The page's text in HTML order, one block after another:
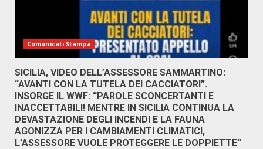
Comunicati Stampa
SICILIA, VIDEO DELL’ASSESSORE SAMMARTINO:
“AVANTI CON LA TUTELA DEI CACCIATORI”.
INSORGE IL WWF: “PAROLE SCONCERTANTI E
INACCETTABILI! MENTRE IN SICILIA CONTINUA LA
DEVASTAZIONE DEGLI INCENDI E LA FAUNA
AGONIZZA PER I CAMBIAMENTI CLIMATICI,
L’ASSESSORE VUOLE PROTEGGERE LE DOPPIETTE”